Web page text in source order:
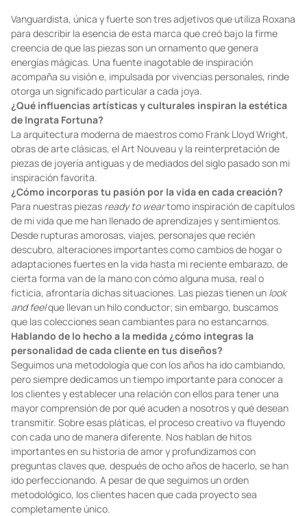
Vanguardista, única y fuerte son tres adjetivos que utiliza Roxana
para describir la esencia de esta marca que creó bajo la firme
creencia de que las piezas son un ornamento que genera
energías mágicas. Una fuente inagotable de inspiración
acompaña su visión e, impulsada por vivencias personales, rinde
otorga un significado particular a cada joya.
¿Qué influencias artísticas y culturales inspiran la estética
de Ingrata Fortuna?
La arquitectura moderna de maestros como Frank Lloyd Wright,
obras de arte clásicas, el Art Nouveau y la reinterpretación de
piezas de joyería antiguas y de mediados del siglo pasado son mi
inspiración favorita.
¿Cómo incorporas tu pasión por la vida en cada creación?
Para nuestras piezas ready to weartomo inspiración de capítulos
de mi vida que me han llenado de aprendizajes y sentimientos.
Desde rupturas amorosas, viajes, personajes que recién
descubro, alteraciones importantes como cambios de hogar o
adaptaciones fuertes en la vida hasta mi reciente embarazo, de
cierta forma van de la mano con cómo alguna musa, real o
ficticia, afrontaría dichas situaciones. Las piezas tienen un look
and feelque llevan un hilo conductor; sin embargo, buscamos
que las colecciones sean cambiantes para no estancarnos.
Hablando de lo hecho a la medida ¿cómo integras la
personalidad de cada cliente en tus diseños?
Seguimos una metodología que con los años ha ido cambiando,
pero siempre dedicamos un tiempo importante para conocer a
los clientes y establecer una relación con ellos para tener una
mayor comprensión de por qué acuden a nosotros y qué desean
transmitir. Sobre esas pláticas, el proceso creativo va fluyendo
con cada uno de manera diferente. Nos hablan de hitos
importantes en su historia de amor y profundizamos con
preguntas claves que, después de ocho años de hacerlo, se han
ido perfeccionando. A pesar de que seguimos un orden
metodológico, los clientes hacen que cada proyecto sea
completamente único.